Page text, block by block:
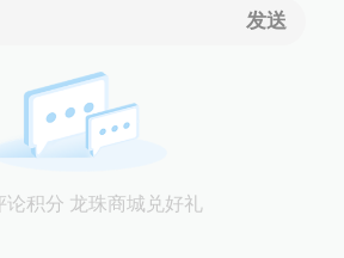
发送
论积分 龙珠商城兑好礼